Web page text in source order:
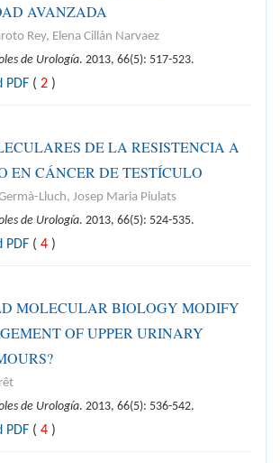
AVANZADA
Rey, Elena Cillán Narvaez
de Urología. 2013, 66(5): 517-523.
PDF ( 2 )
DE LA RESISTENCIA A
EN CÁNCER DE TESTÍCULO
Lluch, Josep Maria Piulats
de Urología. 2013, 66(5): 524-535.
PDF ( 4 )
MOLECULAR BIOLOGY MODIFY
OF UPPER URINARY
de Urología. 2013, 66(5): 536-542.
PDF ( 4 )